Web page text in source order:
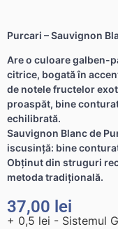
Purcari – Sauvignon
Are o culoare galben-
citrice, bogată în
de notele fructelor
proaspăt, bine
echilibrată.
Sauvignon Blanc de
iscusinţă: bine
Obţinut din struguri
metoda tradiţională.
37,00 lei
+ 0,5 lei - Sistemul